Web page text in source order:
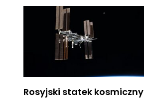
Rosyjski statek kosmiczny